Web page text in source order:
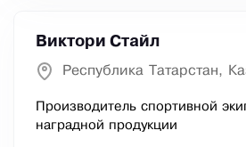
Виктори Стайл
Республика Татарстан,
Производитель спортивной
наградной продукции